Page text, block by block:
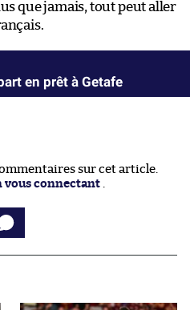
que jamais, tout peut aller
en prêt à Getafe
sur cet article.
vous connectant